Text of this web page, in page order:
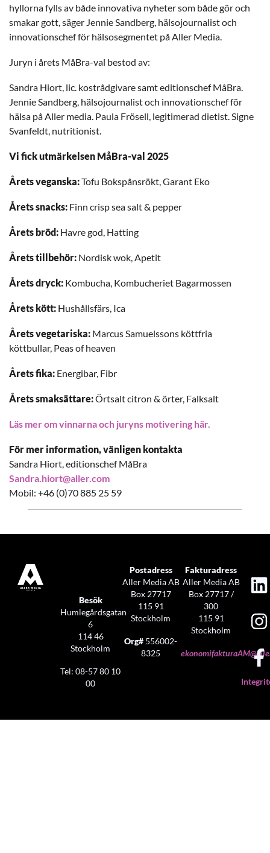
hyllorna fylls av både innovativa nyheter som både gör och
smakar gott, säger Jennie Sandberg, hälsojournalist och
innovationschef för hälsosegmentet på Aller Media.
Juryn i årets MåBra-val bestod av:
Sandra Hiort, lic. kostrådgivare samt editionschef MåBra.
Jennie Sandberg, hälsojournalist och innovationschef för
hälsa på Aller media. Paula Frösell, legitimerad dietist. Signe
Svanfeldt, nutritionist.
Vi fick utmärkelsen MåBra-val 2025
Årets veganska:Tofu Bokspånsrökt, Garant Eko
Årets snacks: Finn crisp sea salt & pepper
Årets bröd: Havre god, Hatting
Årets tillbehör: Nordisk wok, Apetit
Årets dryck: Kombucha, Kombucheriet Bagarmossen
Årets kött: Hushållsfärs, Ica
Årets vegetariska: Marcus Samuelssons köttfria
köttbullar, Peas of heaven
Årets fika: Energibar, Fibr
Årets smaksättare:Örtsalt citron & örter, Falksalt
Läs mer om vinnarna och juryns motivering här.
För mer information, vänligen kontakta
Sandra Hiort, editionschef MåBra
Sandra.hiort@aller.com
Mobil: +46 (0)70 885 25 59
Besök
Humlegårdsgatan
6
114 46
Stockholm
Tel: 08-57 80 10
00
Postadress
Aller Media AB
Box 27717
115 91
Stockholm
Org# 556002-
8325
Fakturadress
Aller Media AB
Box 27717 /
300
115 91
Stockholm